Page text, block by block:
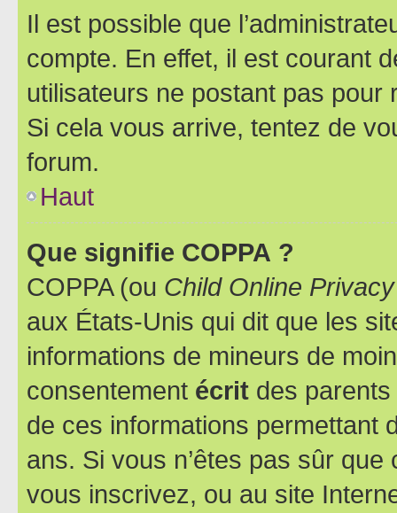
Il est possible que
compte. En effet, il est courant
utilisateurs ne postant pas pour
Si cela vous arrive, tentez de
forum.
Haut
Que signifie COPPA ?
COPPA (ou Child Online
aux États-Unis qui dit que les
informations de mineurs de
consentement écrit des parents
de ces informations permettant
ans. Si vous n’êtes pas sûr
vous inscrivez, ou au site